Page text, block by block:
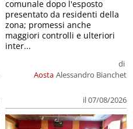
Aosta
di
Alessandro Bianchet
il 07/08/2026
comunale dopo l'esposto
presentato da residenti della
zona; promessi anche
maggiori controlli e ulteriori
inter...